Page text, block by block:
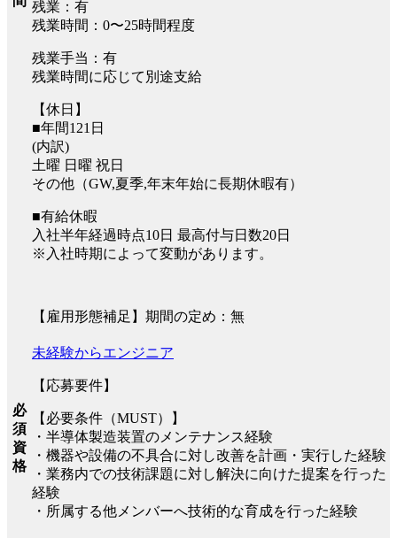
残業：有
残業時間：0〜25時間程度
残業手当：有
残業時間に応じて別途支給
【休日】
■年間121日
(内訳)
土曜 日曜 祝日
その他（GW,夏季,年末年始に長期休暇有）
■有給休暇
入社半年経過時点10日 最高付与日数20日
※入社時期によって変動があります。
【雇用形態補足】期間の定め：無
必
須
資
格
未経験からエンジニア
【応募要件】
【必要条件（MUST）】
・半導体製造装置のメンテナンス経験
・機器や設備の不具合に対し改善を計画・実行した経験
・業務内での技術課題に対し解決に向けた提案を行った
経験
・所属する他メンバーへ技術的な育成を行った経験